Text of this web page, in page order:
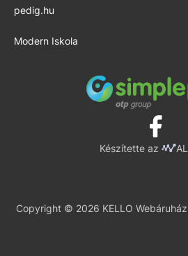
pedig.hu
Modern Iskola
Készítette az
Copyright © 2026 KELLO